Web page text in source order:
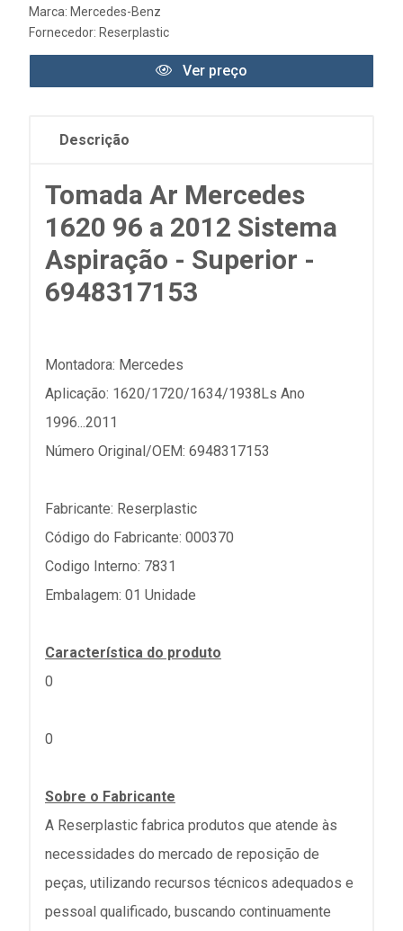
Marca: Mercedes-Benz
Fornecedor: Reserplastic
Ver preço
Descrição
Tomada Ar Mercedes
1620 96 a 2012 Sistema
Aspiração - Superior -
6948317153
Montadora: Mercedes
Aplicação: 1620/1720/1634/1938Ls Ano
1996...2011
Número Original/OEM: 6948317153
Fabricante: Reserplastic
Código do Fabricante: 000370
Codigo Interno: 7831
Embalagem: 01 Unidade
Característica do produto
0
0
Sobre o Fabricante
A Reserplastic fabrica produtos que atende às
necessidades do mercado de reposição de
peças, utilizando recursos técnicos adequados e
pessoal qualificado, buscando continuamente